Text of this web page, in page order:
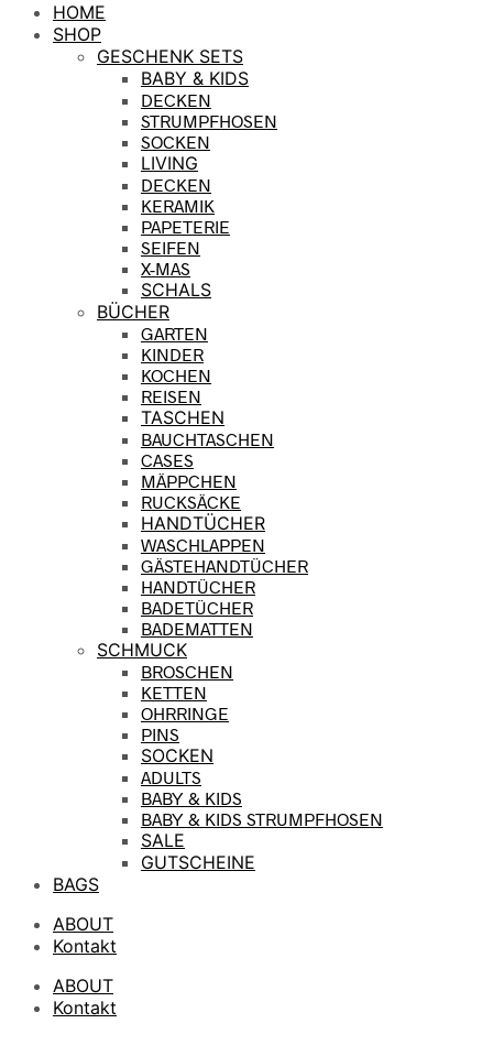
HOME
SHOP
GESCHENK SETS
BABY & KIDS
DECKEN
STRUMPFHOSEN
SOCKEN
LIVING
DECKEN
KERAMIK
PAPETERIE
SEIFEN
X-MAS
SCHALS
BÜCHER
GARTEN
KINDER
KOCHEN
REISEN
TASCHEN
BAUCHTASCHEN
CASES
MÄPPCHEN
RUCKSÄCKE
HANDTÜCHER
WASCHLAPPEN
GÄSTEHANDTÜCHER
HANDTÜCHER
BADETÜCHER
BADEMATTEN
SCHMUCK
BROSCHEN
KETTEN
OHRRINGE
PINS
SOCKEN
ADULTS
BABY & KIDS
BABY & KIDS STRUMPFHOSEN
SALE
GUTSCHEINE
BAGS
ABOUT
Kontakt
ABOUT
Kontakt